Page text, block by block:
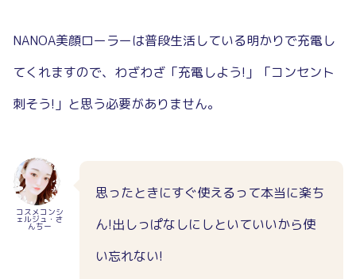
NANOA美顔ローラーは普段生活している明かりで充電し
てくれますので、わざわざ「充電しよう!」「コンセント
刺そう!」と思う必要がありません。
コスメコンシ
ェルジュ・さ
んちー
思ったときにすぐ使えるって本当に楽ち
ん!出しっぱなしにしといていいから使
い忘れない!